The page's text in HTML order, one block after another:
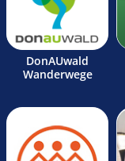
DonAUwald
Wanderwege